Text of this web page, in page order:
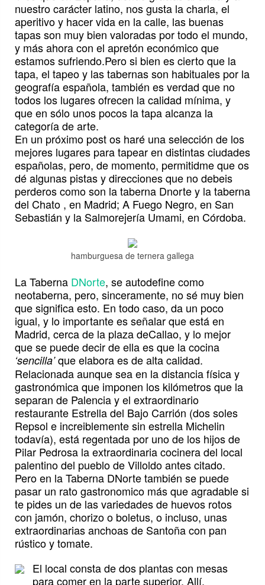
nuestro carácter latino, nos gusta la charla, el
aperitivo y hacer vida en la calle, las buenas
tapas son muy bien valoradas por todo el mundo,
y más ahora con el apretón económico que
estamos sufriendo.Pero si bien es cierto que la
tapa, el tapeo y las tabernas son habituales por la
geografía española, también es verdad que no
todos los lugares ofrecen la calidad mínima, y
que en sólo unos pocos la tapa alcanza la
categoría de arte.
En un próximo post os haré una selección de los
mejores lugares para tapear en distintas ciudades
españolas, pero, de momento, permitidme que os
dé algunas pistas y direcciones que no debeis
perderos como son la taberna Dnorte y la taberna
del Chato , en Madrid; A Fuego Negro, en San
Sebastián y la Salmorejería Umami, en Córdoba.
hamburguesa de ternera gallega
La Taberna DNorte, se autodefine como
neotaberna, pero, sinceramente, no sé muy bien
que significa esto. En todo caso, da un poco
igual, y lo importante es señalar que está en
Madrid, cerca de la plaza deCallao, y lo mejor
que se puede decir de ella es que la cocina
‘sencilla’que elabora es de alta calidad.
Relacionada aunque sea en la distancia física y
gastronómica que imponen los kilómetros que la
separan de Palencia y el extraordinario
restaurante Estrella del Bajo Carrión (dos soles
Repsol e increiblemente sin estrella Michelin
todavía), está regentada por uno de los hijos de
Pilar Pedrosa la extraordinaria cocinera del local
palentino del pueblo de Villoldo antes citado.
Pero en la Taberna DNorte también se puede
pasar un rato gastronomico más que agradable si
te pides un de las variedades de huevos rotos
con jamón, chorizo o boletus, o incluso, unas
extraordinarias anchoas de Santoña con pan
rústico y tomate.
El local consta de dos plantas con mesas
para comer en la parte superior. Allí,